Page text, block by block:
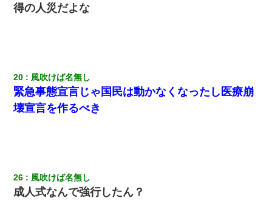
得の人災だよな
20 風吹けば名無し
緊急事態宣言じゃ国民は動かなくなったし医療崩
壊宣言を作るべき
26 風吹けば名無し
成人式なんで強行したん？